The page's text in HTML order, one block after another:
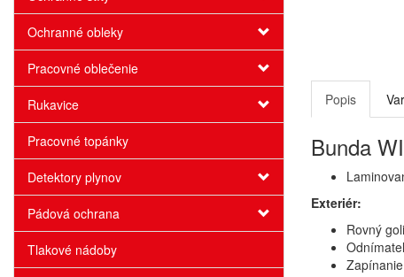
Ochranné obleky
Pracovné oblečenie
Rukavice
Pracovné topánky
Detektory plynov
Pádová ochrana
Tlakové nádoby
Popis
Bunda
Exteriér:
Rovný